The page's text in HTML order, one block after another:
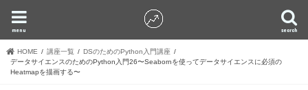
search
menu
HOME 講座一覧
DSのためのPython入門講座
データサイエンスのためのPython入門26〜Seabornを使ってデータサイエンスに必須の
Heatmapを描画する〜